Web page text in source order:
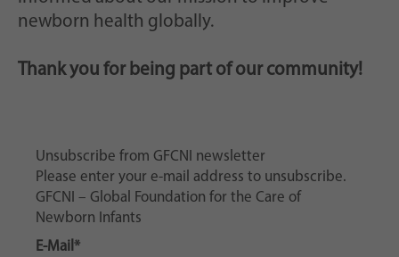
newborn health globally.
Thank you for being part of our community!
Unsubscribe from GFCNI newsletter
Please enter your e-mail address to unsubscribe.
GFCNI – Global Foundation for the Care of
Newborn Infants
E-Mail*